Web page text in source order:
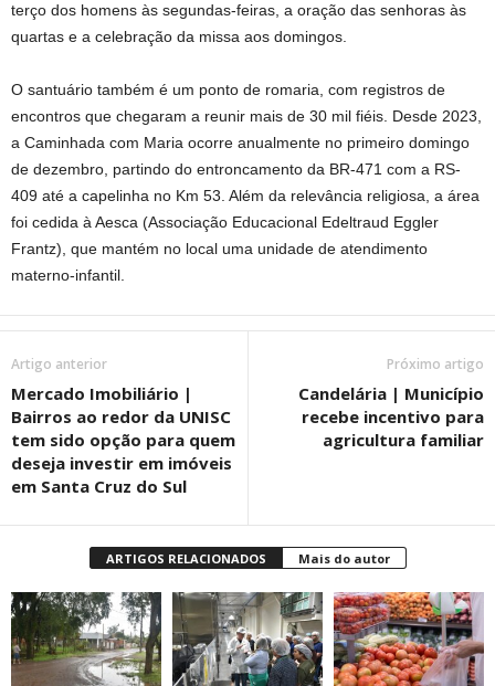
terço dos homens às segundas-feiras, a oração das senhoras às
quartas e a celebração da missa aos domingos.
O santuário também é um ponto de romaria, com registros de
encontros que chegaram a reunir mais de 30 mil fiéis. Desde 2023,
a Caminhada com Maria ocorre anualmente no primeiro domingo
de dezembro, partindo do entroncamento da BR-471 com a RS-
409 até a capelinha no Km 53. Além da relevância religiosa, a área
foi cedida à Aesca (Associação Educacional Edeltraud Eggler
Frantz), que mantém no local uma unidade de atendimento
materno-infantil.
Artigo anterior
Mercado Imobiliário |
Bairros ao redor da UNISC
tem sido opção para quem
deseja investir em imóveis
em Santa Cruz do Sul
Próximo artigo
Candelária | Município
recebe incentivo para
agricultura familiar
ARTIGOS RELACIONADOS Mais do autor